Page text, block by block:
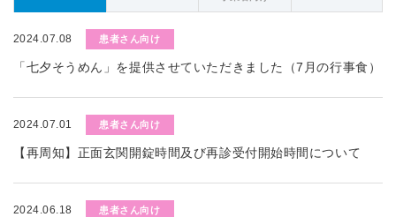
2024.07.08 患者さん向け
「七夕そうめん」を提供させていただきました（7月の行事食）
2024.07.01 患者さん向け
【再周知】正面玄関開錠時間及び再診受付開始時間について
2024.06.18 患者さん向け